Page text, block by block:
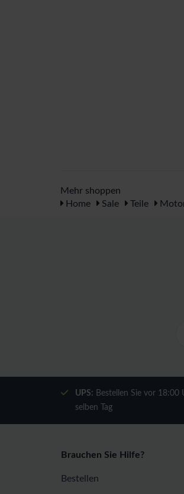
Mehr shoppen
Home
Sale Teile
UPS: Bestellen Sie vor 18:00
selben Tag
Brauchen Sie Hilfe?
Bestellen